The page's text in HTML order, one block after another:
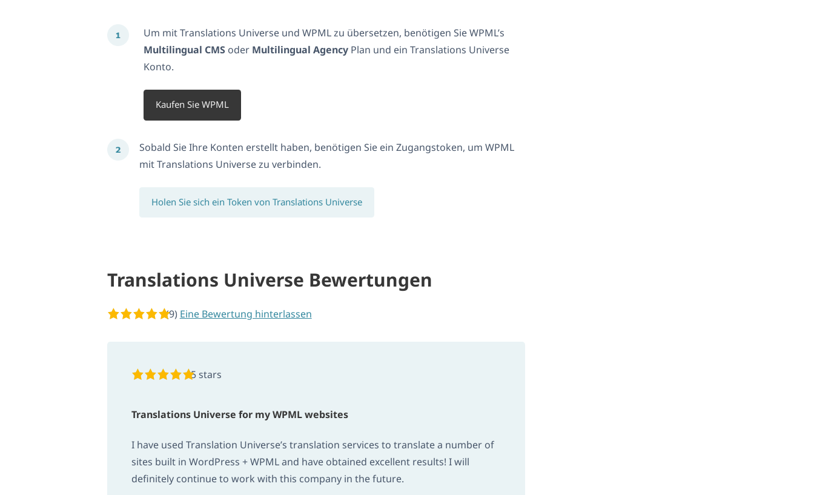
Um mit Translations Universe und WPML zu übersetzen, benötigen Sie WPML’s
Multilingual CMS oder Multilingual AgencyPlan und ein Translations Universe
Konto.
Kaufen Sie WPML
Sobald Sie Ihre Konten erstellt haben, benötigen Sie ein Zugangstoken, um WPML
mit Translations Universe zu verbinden.
Holen Sie sich ein Token von Translations Universe
Translations Universe Bewertungen
5 von 5 Sternen
(9) Eine Bewertung hinterlassen
5 stars
Translations Universe for my WPML websites
I have used Translation Universe’s translation services to translate a number of
sites built in WordPress + WPML and have obtained excellent results! I will
definitely continue to work with this company in the future.